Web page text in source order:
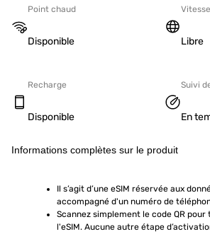
Point chaud
Disponible
Vitesse
Libre
Recharge
Disponible
Suivi
En
Informations complètes sur le produit
Il s’agit d’une eSIM réservée aux
accompagné d'un numéro de
Scannez simplement le code QR
l'eSIM. Aucune autre étape